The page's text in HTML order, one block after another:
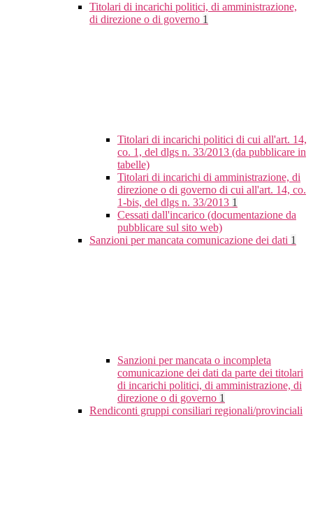
Titolari di incarichi politici, di amministrazione,
di direzione o di governo 1
Titolari di incarichi politici di cui all'art. 14,
co. 1, del dlgs n. 33/2013 (da pubblicare in
tabelle)
Titolari di incarichi di amministrazione, di
direzione o di governo di cui all'art. 14, co.
1-bis, del dlgs n. 33/2013 1
Cessati dall'incarico (documentazione da
pubblicare sul sito web)
Sanzioni per mancata comunicazione dei dati 1
Sanzioni per mancata o incompleta
comunicazione dei dati da parte dei titolari
di incarichi politici, di amministrazione, di
direzione o di governo 1
Rendiconti gruppi consiliari regionali/provinciali